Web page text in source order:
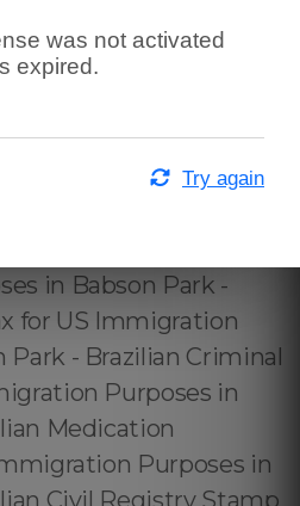
was not activated
expired.
Try again